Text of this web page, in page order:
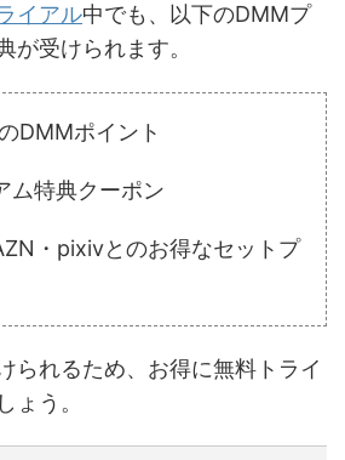
イアル中でも、以下のDMMプ
が受けられます。
DMMポイント
ム特典クーポン
・pixivとのお得なセットプ
られるため、お得に無料トライ
ょう。